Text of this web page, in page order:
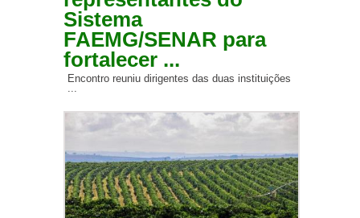
Sistema
FAEMG/SENAR para
fortalecer ...
Encontro reuniu dirigentes das duas instituições
...